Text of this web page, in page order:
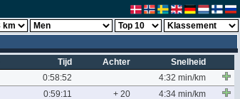
Tijd Achter
Snelheid
0:58:52
4:32 min/km
0:59:11 + 20
4:34 min/km